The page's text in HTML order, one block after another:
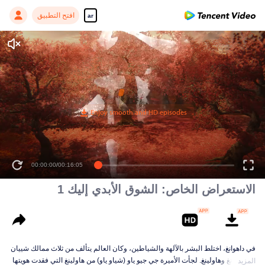
ar افتح التطبيق
00:00:00/00:16:05
الاستعراض الخاص: الشوق الأبدي إليك 1
في داهوانغ، اختلط البشر بالآلهة والشياطين، وكان العالم يتألف من ثلاث ممالك شييان
و تشنرونغ وهاولينغ. لجأت الأميرة جي جيو ياو (شياو ياو) من هاولينغ التي فقدت هويتها
المزيد